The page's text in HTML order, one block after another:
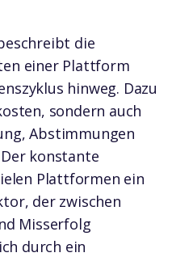
die
einer Plattform
hinweg. Dazu
sondern auch
Abstimmungen
konstante
Plattformen ein
der zwischen
Misserfolg
durch ein